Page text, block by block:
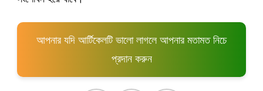
আপনার যদি আর্টিকেলটি ভালো লাগলে আপনার মতামত নিচে
প্রদান করুন